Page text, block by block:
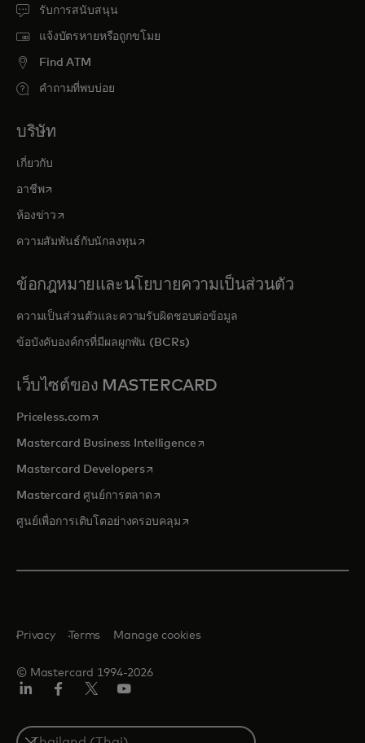
รับการสนับสนุน
แจ้งบัตรหายหรือถูกขโมย
Find ATM
คำถามที่พบบ่อย
บริษัท
เกี่ยวกับ
อาชีพopens in a new tab
ห้องข่าว opens in a new tab
ความสัมพันธ์กับนักลงทุนopens in a new tab
ข้อกฎหมายและนโยบายความเป็นส่วนตัว
ความเป็นส่วนตัวและความรับผิดชอบต่อข้อมูล
ข้อบังคับองค์กรที่มีผลผูกพัน (BCRs)
เว็บไซต์ของ MASTERCARD
Priceless.com opens in a new tab
Mastercard Business Intelligenceopens in a new tab
Mastercard Developersopens in a new tab
Mastercard ศูนย์การตลาด opens in a new tab
ศูนย์เพื่อการเติบโตอย่างครอบคลุมopens in a new tab
© Mastercard 1994-2026
Privacy Terms Manage cookies
Select
เตอร์/
เอ็กซ์